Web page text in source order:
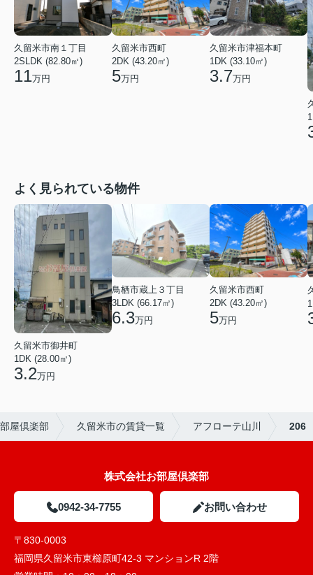
久留米市南１丁目
2SLDK (82.80㎡)
11万円
久留米市西町
2DK (43.20㎡)
5万円
久留米市津福本町
1DK (33.10㎡)
3.7万円
よく見られている物件
久留米市御井町
1DK (28.00㎡)
3.2万円
鳥栖市蔵上３丁目
3LDK (66.17㎡)
6.3万円
久留米市西町
2DK (43.20㎡)
5万円
屋倶楽部 久留米市の賃貸一覧 アフローテ山川 206
株式会社お部屋倶楽部
0942-34-7755 お問い合わせ
〒830-0003
福岡県久留米市東櫛原町42-3 マンションR 2階